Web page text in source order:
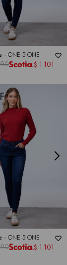
- ONE 5 ONE
$ 1.101
- ONE 5 ONE
$ 1.101